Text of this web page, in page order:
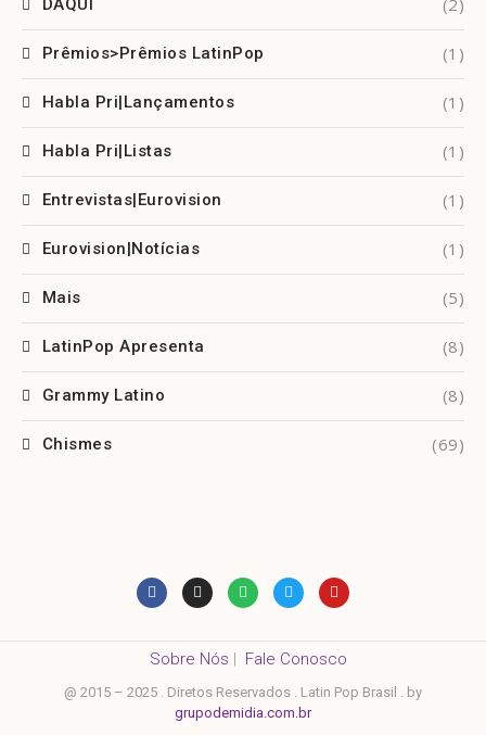
DAQUI (2)
Prêmios>Prêmios LatinPop (1)
Habla Pri|Lançamentos (1)
Habla Pri|Listas (1)
Entrevistas|Eurovision (1)
Eurovision|Notícias (1)
Mais (5)
LatinPop Apresenta (8)
Grammy Latino (8)
Chismes (69)
Sobre Nós | Fale Conosco
@ 2015 – 2025 . Diretos Reservados . Latin Pop Brasil . by
grupodemidia.com.br